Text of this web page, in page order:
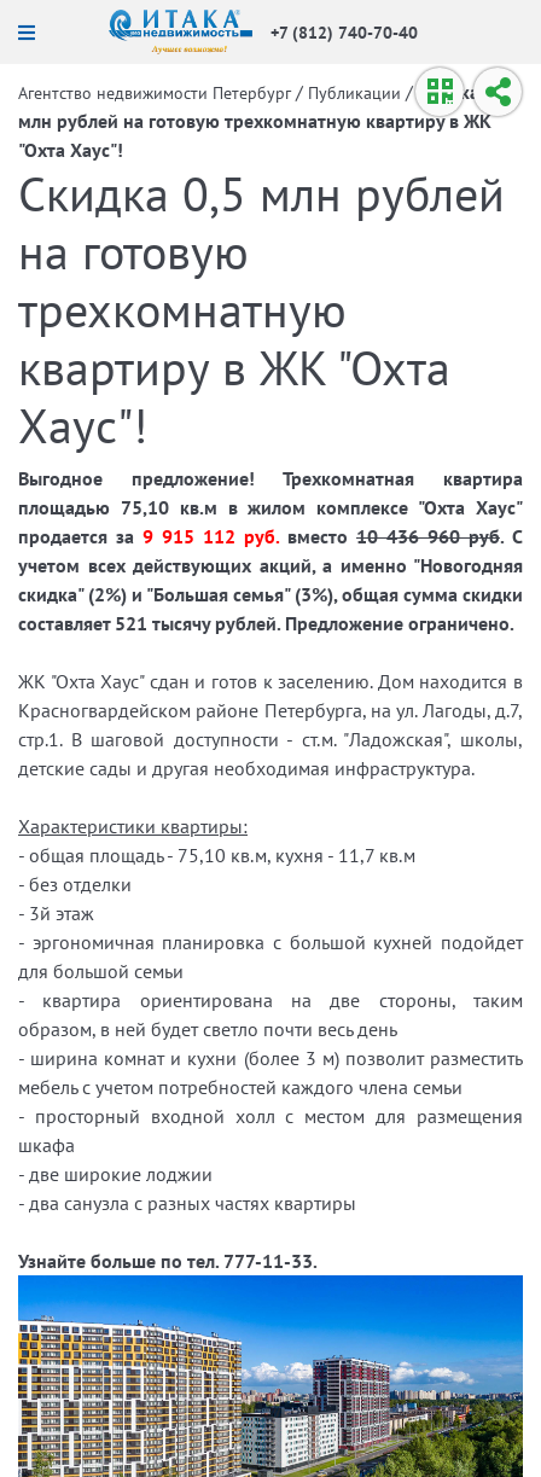
+7 (812) 740-70-40
Агентство недвижимости Петербург / Публикации / Скидка 0,5
млн рублей на готовую трехкомнатную квартиру в ЖК
"Охта Хаус"!
Скидка 0,5 млн рублей
на готовую
трехкомнатную
квартиру в ЖК "Охта
Хаус"!
Выгодное предложение! Трехкомнатная квартира
площадью 75,10 кв.м в жилом комплексе "Охта Хаус"
продается за 9 915 112 руб.вместо 10 436 960 руб. С
учетом всех действующих акций, а именно "Новогодняя
скидка" (2%) и "Большая семья" (3%), общая сумма скидки
составляет 521 тысячу рублей. Предложение ограничено.
ЖК "Охта Хаус" сдан и готов к заселению. Дом находится в
Красногвардейском районе Петербурга, на ул. Лагоды, д.7,
стр.1. В шаговой доступности - ст.м. "Ладожская", школы,
детские сады и другая необходимая инфраструктура.
Характеристики квартиры:
- общая площадь - 75,10 кв.м, кухня - 11,7 кв.м
- без отделки
- 3й этаж
- эргономичная планировка с большой кухней подойдет
для большой семьи
- квартира ориентирована на две стороны, таким
образом, в ней будет светло почти весь день
- ширина комнат и кухни (более 3 м) позволит разместить
мебель с учетом потребностей каждого члена семьи
- просторный входной холл с местом для размещения
шкафа
- две широкие лоджии
- два санузла с разных частях квартиры
Узнайте больше по тел. 777-11-33.